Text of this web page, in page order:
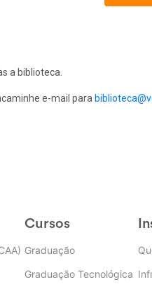
a biblioteca.
e-mail para
Cursos
Graduação
Graduação Tecnológica